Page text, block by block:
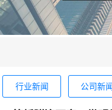
行业新闻 公司新闻